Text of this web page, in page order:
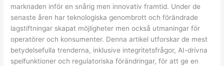
marknaden inför en snårig men innovativ framtid. Under de
senaste åren har teknologiska genombrott och förändrade
lagstiftningar skapat möjligheter men också utmaningar för
operatörer och konsumenter. Denna artikel utforskar de mest
betydelsefulla trenderna, inklusive integritetsfrågor, AI-drivna
spelfunktioner och regulatoriska förändringar, för att ge en